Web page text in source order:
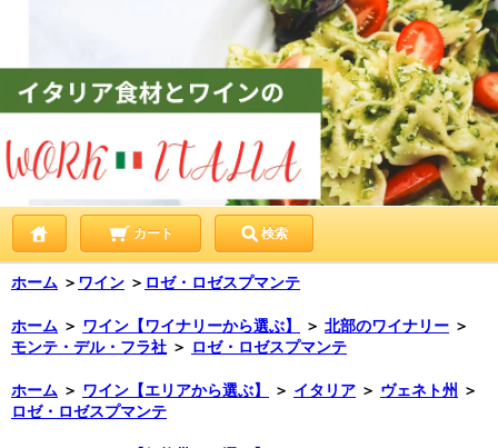
カート 検索
ホーム ＞ ワイン ＞ ロゼ・ロゼスプマンテ
ホーム ＞ ワイン【ワイナリーから選ぶ】 ＞ 北部のワイナリー ＞
モンテ・デル・フラ社 ＞ ロゼ・ロゼスプマンテ
ホーム ＞ ワイン【エリアから選ぶ】 ＞ イタリア ＞ ヴェネト州 ＞
ロゼ・ロゼスプマンテ